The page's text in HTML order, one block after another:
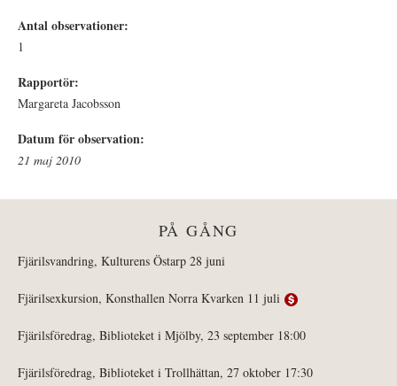
Antal observationer:
1
Rapportör:
Margareta Jacobsson
Datum för observation:
21 maj 2010
PÅ GÅNG
Fjärilsvandring, Kulturens Östarp 28 juni
Fjärilsexkursion, Konsthallen Norra Kvarken 11 juli
Fjärilsföredrag, Biblioteket i Mjölby, 23 september 18:00
Fjärilsföredrag, Biblioteket i Trollhättan, 27 oktober 17:30